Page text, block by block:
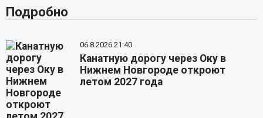
Подробно
06.8.2026 21:40
Канатную дорогу через Оку в
Нижнем Новгороде откроют
летом 2027 года